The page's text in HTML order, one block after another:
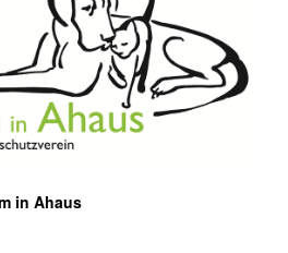
in Ahaus